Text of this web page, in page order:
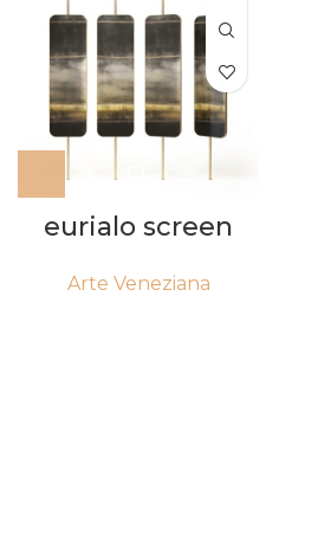
eurialo screen
Arte Veneziana